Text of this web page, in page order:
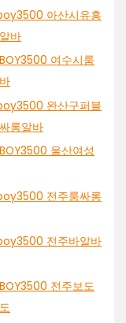
아산시유흥
바
여수시룸
완산구퍼블
롱알바
울산여성
전주룸싸롱
전주바알바
전주보도